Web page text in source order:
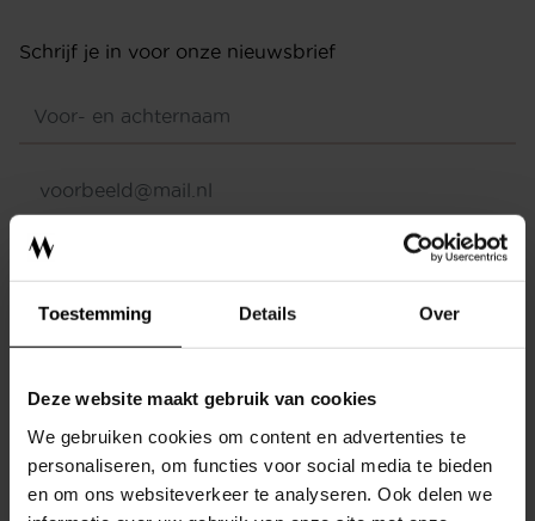
Toestemming Details Over
Deze website maakt gebruik van cookies
We gebruiken cookies om content en advertenties te
personaliseren, om functies voor social media te bieden
en om ons websiteverkeer te analyseren. Ook delen we
ONTWERPSTUDIO
BINNENKIJKEN
OVER MEIJS
CONTACT
SHOWROOM
Schrijf je in voor onze nieuwsbrief
AFSPRAAK
Ontdek de diverse stijlen en mogelijkheden die onze
interieurontwerpers te bieden hebben. Plan direct
jouw afspraak in. We ontmoeten je graag in onze